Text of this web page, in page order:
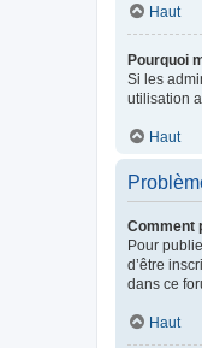
Haut
Pourquoi
Si les
utilisation
Haut
Comment
Pour
d’être
dans ce
Haut